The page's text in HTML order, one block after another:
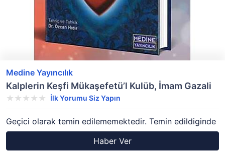
Medine Yayıncılık
Kalplerin Keşfi Mükaşefetü’l Kulüb, İmam Gazali
İlk Yorumu Siz Yapın
Geçici olarak temin edilememektedir. Temin edildiginde
Haber Ver